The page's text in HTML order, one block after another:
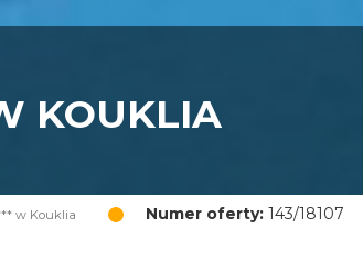
KOUKLIA
w Kouklia Numer oferty:143/18107